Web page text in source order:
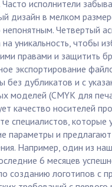
исполнители
дизайн в мелком
непонятным. Четвертый
уникальность, чтобы
правами и защитить
экспортирование
без дубликатов и с
моделей (CMYK для
качество носителей
специалистов, которые
параметры и предлагают
Например, один из
6 месяцев
созданию логотипов с